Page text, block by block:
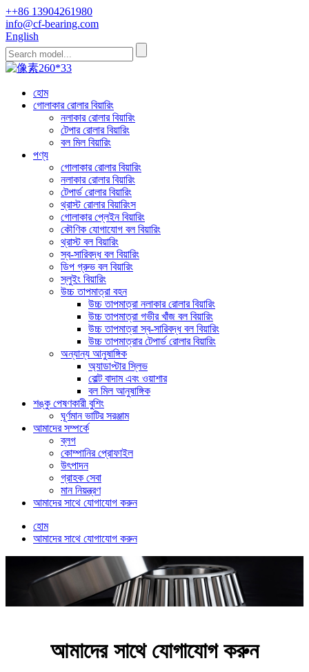
++86 13904261980
info@cf-bearing.com
English
হোম
গোলাকার রোলার বিয়ারিং
নলাকার রোলার বিয়ারিং
টেপার রোলার বিয়ারিং
বল মিল বিয়ারিং
পণ্য
গোলাকার রোলার বিয়ারিং
নলাকার রোলার বিয়ারিং
টেপার্ড রোলার বিয়ারিং
থ্রাস্ট রোলার বিয়ারিংস
গোলাকার প্লেইন বিয়ারিং
কৌণিক যোগাযোগ বল বিয়ারিং
থ্রাস্ট বল বিয়ারিং
স্ব-সারিবদ্ধ বল বিয়ারিং
ডিপ গ্রুভ বল বিয়ারিং
স্লুইং বিয়ারিং
উচ্চ তাপমাত্রা বহন
উচ্চ তাপমাত্রা নলাকার রোলার বিয়ারিং
উচ্চ তাপমাত্রা গভীর খাঁজ বল বিয়ারিং
উচ্চ তাপমাত্রা স্ব-সারিবদ্ধ বল বিয়ারিং
উচ্চ তাপমাত্রার টেপার্ড রোলার বিয়ারিং
অন্যান্য আনুষাঙ্গিক
অ্যাডাপ্টার স্লিভ
বোল্ট বাদাম এবং ওয়াশার
বল মিল আনুষাঙ্গিক
শঙ্কু পেষণকারী বুশিং
ঘূর্ণমান ভাটির সরঞ্জাম
আমাদের সম্পর্কে
ব্লগ
কোম্পানির প্রোফাইল
উৎপাদন
গ্রাহক সেবা
মান নিয়ন্ত্রণ
আমাদের সাথে যোগাযোগ করুন
হোম
আমাদের সাথে যোগাযোগ করুন
আমাদের সাথে যোগাযোগ করুন